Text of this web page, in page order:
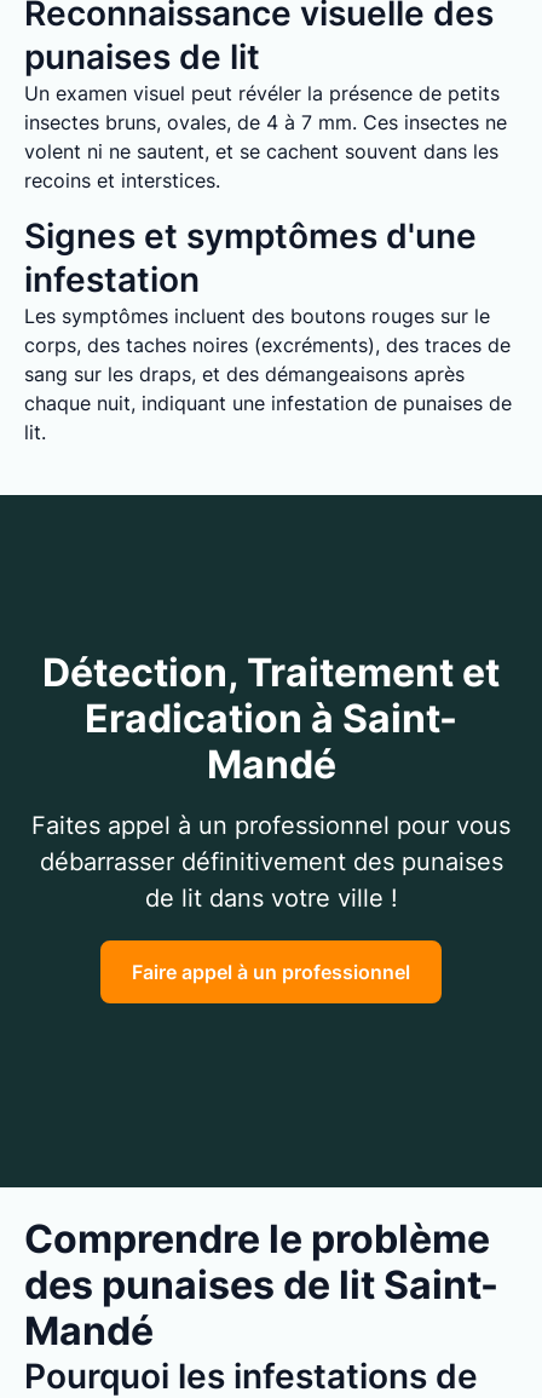
Reconnaissance visuelle des
punaises de lit
Un examen visuel peut révéler la présence de petits
insectes bruns, ovales, de 4 à 7 mm. Ces insectes ne
volent ni ne sautent, et se cachent souvent dans les
recoins et interstices.
Signes et symptômes d'une
infestation
Les symptômes incluent des boutons rouges sur le
corps, des taches noires (excréments), des traces de
sang sur les draps, et des démangeaisons après
chaque nuit, indiquant une infestation de punaises de
lit.
Détection, Traitement et
Eradication à Saint-
Mandé
Faites appel à un professionnel pour vous
débarrasser définitivement des punaises
de lit dans votre ville !
Faire appel à un professionnel
Comprendre le problème
des punaises de lit Saint-
Mandé
Pourquoi les infestations de